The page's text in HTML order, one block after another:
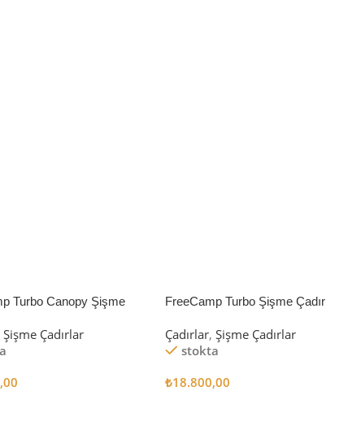
Turbo Canopy Şişme
Şişme Çadırlar
FreeCamp Turbo Şişme Çadır
Çadırlar, Şişme Çadırlar
stokta
₺18.800,00